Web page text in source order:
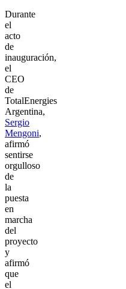
Durante
el
acto
de
inauguración,
el
CEO
de
TotalEnergies
Argentina,
Sergio
Mengoni,
afirmó
sentirse
orgulloso
de
la
puesta
en
marcha
del
proyecto
y
afirmó
que
el